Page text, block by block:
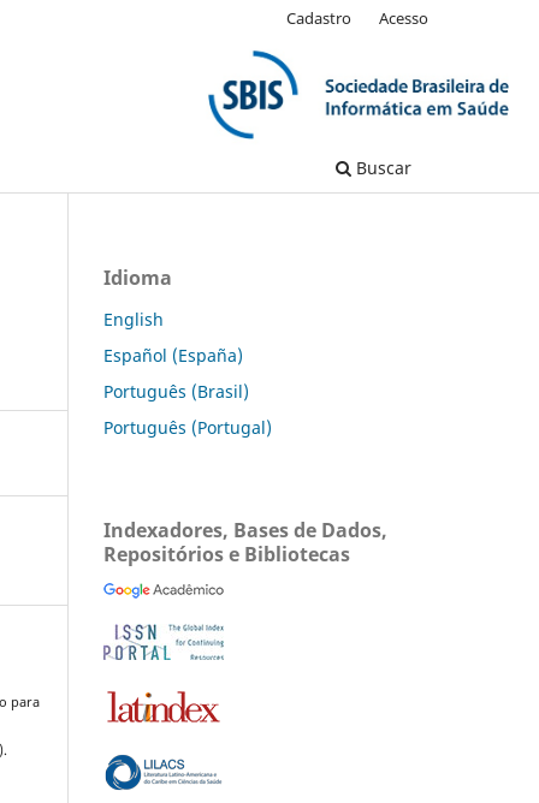
Buscar
Cadastro Acesso
para
Idioma
English
Español (España)
Português (Brasil)
Português (Portugal)
Indexadores, Bases de Dados,
Repositórios e Bibliotecas